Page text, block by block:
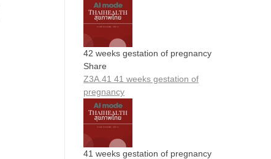
42 weeks gestation of pregnancy
Share
Z3A.41 41 weeks gestation of
pregnancy
41 weeks gestation of pregnancy